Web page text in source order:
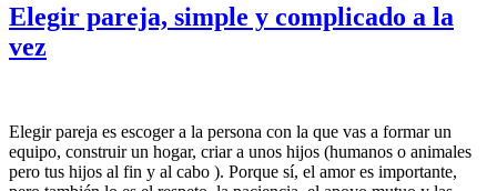
Elegir pareja, simple y complicado a la
vez
Elegir pareja es escoger a la persona con la que vas a formar un
equipo, construir un hogar, criar a unos hijos (humanos o animales
pero tus hijos al fin y al cabo ). Porque sí, el amor es importante,